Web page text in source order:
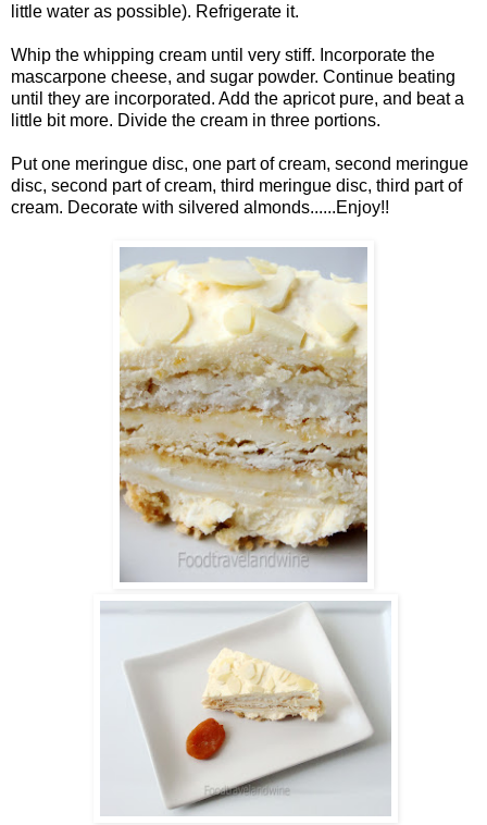
little water as possible). Refrigerate it.
Whip the whipping cream until very stiff. Incorporate the
mascarpone cheese, and sugar powder. Continue beating
until they are incorporated. Add the apricot pure, and beat a
little bit more. Divide the cream in three portions.
Put one meringue disc, one part of cream, second meringue
disc, second part of cream, third meringue disc, third part of
cream. Decorate with silvered almonds......Enjoy!!